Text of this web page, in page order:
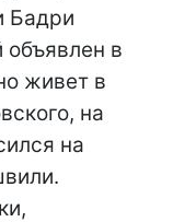
Бадри
в
живет в
на
на